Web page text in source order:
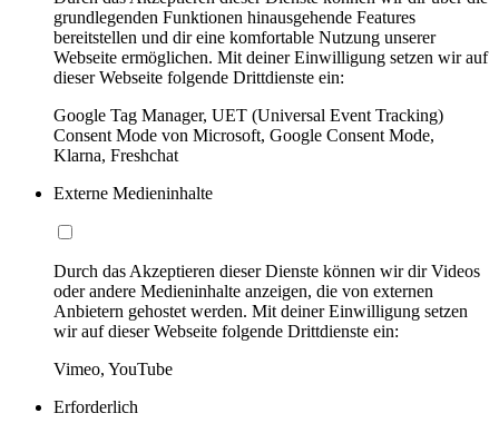
grundlegenden Funktionen hinausgehende Features
bereitstellen und dir eine komfortable Nutzung unserer
Webseite ermöglichen. Mit deiner Einwilligung setzen wir auf
dieser Webseite folgende Drittdienste ein:
Google Tag Manager, UET (Universal Event Tracking)
Consent Mode von Microsoft, Google Consent Mode,
Klarna, Freshchat
Externe Medieninhalte
Durch das Akzeptieren dieser Dienste können wir dir Videos
oder andere Medieninhalte anzeigen, die von externen
Anbietern gehostet werden. Mit deiner Einwilligung setzen
wir auf dieser Webseite folgende Drittdienste ein:
Vimeo, YouTube
Erforderlich